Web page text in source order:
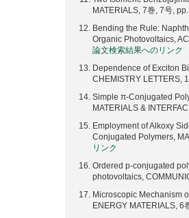
MATERIALS, 7巻, 7号,
Bending the Rule:
Organic Photovoltaics,
論文検索結果へのリンク
Dependence of Exciton
CHEMISTRY LETTERS,
Simple π-Conjugated
MATERIALS &
Employment of Alkoxy
Conjugated Polymers,
リンク
Ordered p-conjugated
photovoltaics,
Microscopic Mechanism
ENERGY MATERIALS,